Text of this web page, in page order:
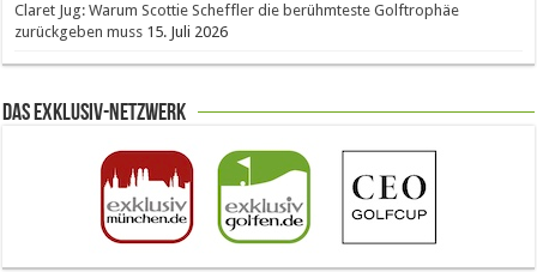
Claret Jug: Warum Scottie Scheffler die berühmteste Golftrophäe
zurückgeben muss 15. Juli 2026
Das Exklusiv-Netzwerk